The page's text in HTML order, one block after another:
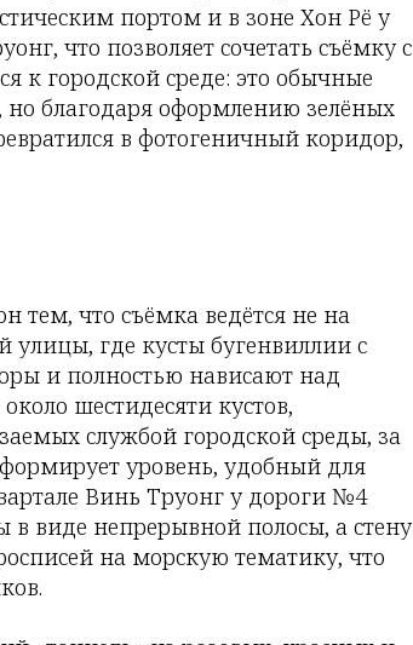
портом и в зоне Хон Рё у
что позволяет сочетать съёмку с
к городской среде: это обычные
благодаря оформлению зелёных
в фотогеничный коридор,
тем, что съёмка ведётся не на
где кусты бугенвиллии с
и полностью нависают над
шестидесяти кустов,
службой городской среды, за
уровень, удобный для
Винь Труонг у дороги №4
в виде непрерывной полосы, а стену
на морскую тематику, что